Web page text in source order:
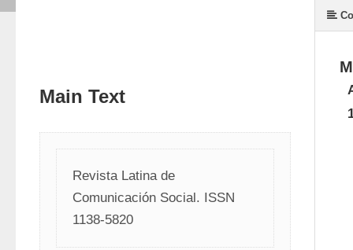
Main Text
Revista Latina de
Comunicación Social. ISSN
1138-5820